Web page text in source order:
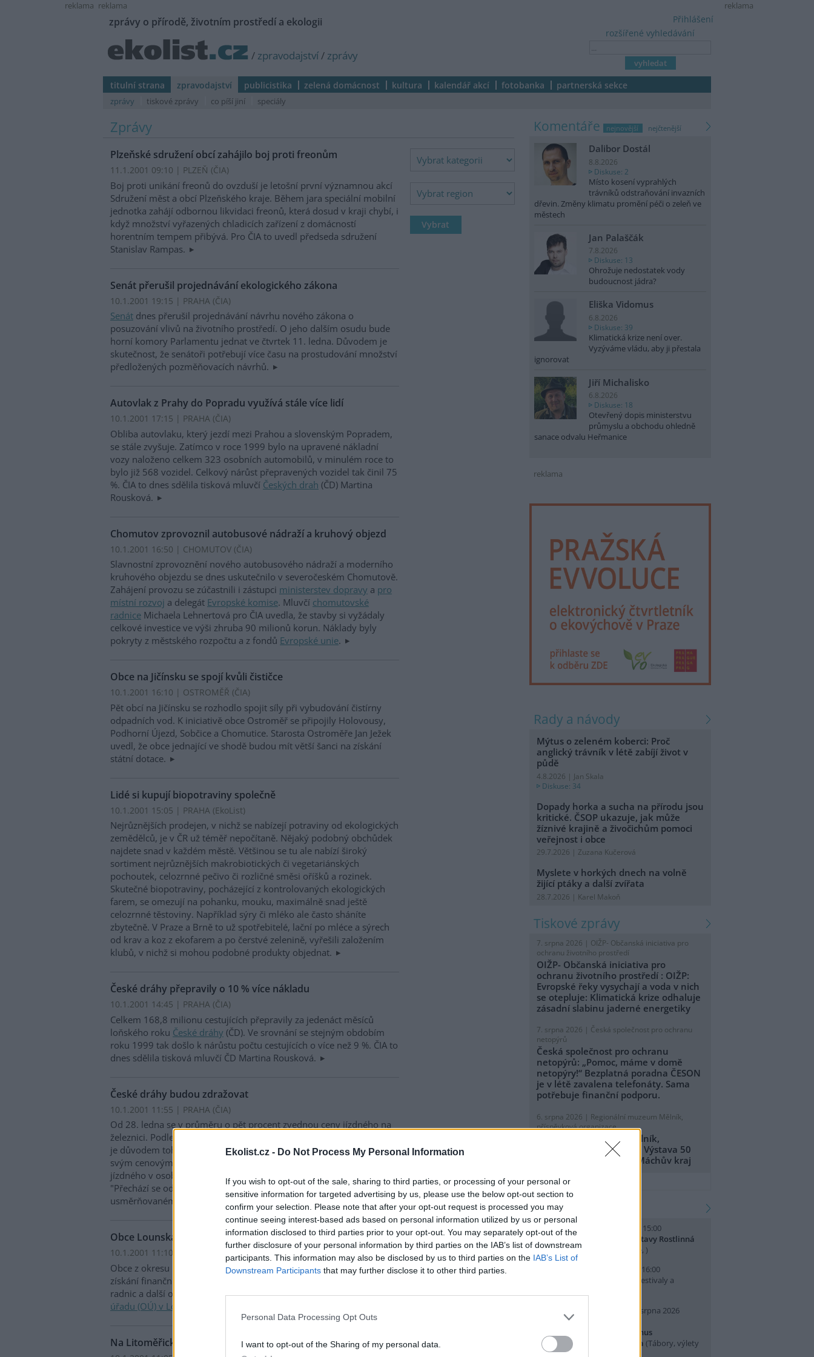
Ekolist.cz - Do Not Process My Personal Information
If you wish to opt-out of the sale, sharing to third parties, or processing of your personal or
sensitive information for targeted advertising by us, please use the below opt-out section to
confirm your selection. Please note that after your opt-out request is processed you may
continue seeing interest-based ads based on personal information utilized by us or personal
information disclosed to third parties prior to your opt-out. You may separately opt-out of the
further disclosure of your personal information by third parties on the IAB’s list of downstream
participants. This information may also be disclosed by us to third parties on the IAB’s List of
Downstream Participants that may further disclose it to other third parties.
Personal Data Processing Opt Outs
I want to opt-out of the Sharing of my personal data.
reklama
reklama reklama
zprávy o přírodě, životním prostředí a ekologii
/ zpravodajství/ zprávy
rozšířené vyhledávání
Přihlášení
titulní strana zpravodajství publicistika zelená domácnost kultura kalendář akcí fotobanka partnerská sekce
zprávy tiskové zprávy co píší jiní speciály
Zprávy
Plzeňské sdružení obcí zahájilo boj proti freonům
11.1.2001 09:10 | PLZEŇ (ČIA)
Boj proti unikání freonů do ovzduší je letošní první významnou akcí
Sdružení měst a obcí Plzeňského kraje. Během jara speciální mobilní
jednotka zahájí odbornou likvidaci freonů, která dosud v kraji chybí, i
když množství vyřazených chladicích zařízení z domácností
horentním tempem přibývá. Pro ČIA to uvedl předseda sdružení
Stanislav Rampas.
Senát přerušil projednávání ekologického zákona
10.1.2001 19:15 | PRAHA (ČIA)
Senát dnes přerušil projednávání návrhu nového zákona o
posuzování vlivů na životního prostředí. O jeho dalším osudu bude
horní komory Parlamentu jednat ve čtvrtek 11. ledna. Důvodem je
skutečnost, že senátoři potřebují více času na prostudování množství
předložených pozměňovacích návrhů.
Autovlak z Prahy do Popradu využívá stále více lidí
10.1.2001 17:15 | PRAHA (ČIA)
Obliba autovlaku, který jezdí mezi Prahou a slovenským Popradem,
se stále zvyšuje. Zatímco v roce 1999 bylo na upravené nákladní
vozy naloženo celkem 323 osobních automobilů, v minulém roce to
bylo již 568 vozidel. Celkový nárůst přepravených vozidel tak činil 75
%. ČIA to dnes sdělila tisková mluvčí Českých drah (ČD) Martina
Rousková.
Chomutov zprovoznil autobusové nádraží a kruhový objezd
10.1.2001 16:50 | CHOMUTOV (ČIA)
Slavnostní zprovoznění nového autobusového nádraží a moderního
kruhového objezdu se dnes uskutečnilo v severočeském Chomutově.
Zahájení provozu se zúčastnili i zástupci ministerstev dopravy a pro
místní rozvoj a delegát Evropské komise. Mluvčí chomutovské
radnice Michaela Lehnertová pro ČIA uvedla, že stavby si vyžádaly
celkové investice ve výši zhruba 90 milionů korun. Náklady byly
pokryty z městského rozpočtu a z fondů Evropské unie.
Obce na Jičínsku se spojí kvůli čističce
10.1.2001 16:10 | OSTROMĚŘ (ČIA)
Pět obcí na Jičínsku se rozhodlo spojit síly při vybudování čistírny
odpadních vod. K iniciativě obce Ostroměř se připojily Holovousy,
Podhorní Újezd, Sobčice a Chomutice. Starosta Ostroměře Jan Ježek
uvedl, že obce jednající ve shodě budou mít větší šanci na získání
státní dotace.
Lidé si kupují biopotraviny společně
10.1.2001 15:05 | PRAHA (EkoList)
Nejrůznějších prodejen, v nichž se nabízejí potraviny od ekologických
zemědělců, je v ČR už téměř nepočítaně. Nějaký podobný obchůdek
najdete snad v každém městě. Většinou se tu ale nabízí široký
sortiment nejrůznějších makrobiotických či vegetariánských
pochoutek, celozrnné pečivo či rozličné směsi oříšků a rozinek.
Skutečné biopotraviny, pocházející z kontrolovaných ekologických
farem, se omezují na pohanku, mouku, maximálně snad ještě
celozrnné těstoviny. Například sýry či mléko ale často sháníte
zbytečně. V Praze a Brně to už spotřebitelé, lační po mléce a sýrech
od krav a koz z ekofarem a po čerstvé zelenině, vyřešili založením
klubů, v nichž si mohou podobné produkty objednat.
České dráhy přepravily o 10 % více nákladu
10.1.2001 14:45 | PRAHA (ČIA)
Celkem 168,8 milionu cestujících přepravily za jedenáct měsíců
loňského roku České dráhy (ČD). Ve srovnání se stejným obdobím
roku 1999 tak došlo k nárůstu počtu cestujících o více než 9 %. ČIA to
dnes sdělila tisková mluvčí ČD Martina Rousková.
České dráhy budou zdražovat
10.1.2001 11:55 | PRAHA (ČIA)
Od 28. ledna se v průměru o pět procent zvednou ceny jízdného na
železnici. Podle tiskové mluvčí
je důvodem tohoto zdražení především to, žeMinisterstvo financí
svým cenovým výměrem změnilo způsob, jakým se mají ceny
jízdného v osobní železniční dopravě v budoucnu stanovovat.
"Přechází se od regulovaného jízdného k jízdnému
usměrňovanému," řekla Rousková ČIA.
Obce Lounska využívají zdroje z fondu rozvoje venkova
10.1.2001 11:10 | LOUNY (
Obce z okresu Louny projevují i pro rok 2001 velký zájem o možnost
získání finančních prostředků z fondu rozvoje venkova na opravy
radnic a další obecních objektů. Pro ČIA to uvedl Jiří Vild zOkresního
úřadu (OÚ) v Lounech
Na Litoměřicku vznikl přírodní park Dolní Poohří
komentáře nejnovější nejčtenější
Dalibor Dostál
8.8.2026
Diskuse: 2
Místo kosení vyprahlých
trávníků odstraňování invazních
dřevin. Změny klimatu promění péči o zeleň ve
městech
Jan Palaščák
7.8.2026
Diskuse: 13
Ohrožuje nedostatek vody
budoucnost jádra?
Eliška Vidomus
6.8.2026
Diskuse: 39
Klimatická krize není over.
Vyzýváme vládu, aby ji přestala
ignorovat
Jiří Michalisko
6.8.2026
Diskuse: 18
Otevřený dopis ministerstvu
průmyslu a obchodu ohledně
sanace odvalu Heřmanice
reklama
rady a návody
Mýtus o zeleném koberci: Proč
anglický trávník v létě zabíjí život v
půdě
4.8.2026 | Jan Skala
Diskuse: 34
Dopady horka a sucha na přírodu jsou
kritické. ČSOP ukazuje, jak může
žíznivé krajině a živočichům pomoci
veřejnost i obce
29.7.2026 | Zuzana Kučerová
Myslete v horkých dnech na volně
žijící ptáky a další zvířata
28.7.2026 | Karel Makoň
tiskové zprávy
7. srpna 2026 | OIŽP- Občanská iniciativa pro
ochranu životního prostředí
OIŽP- Občanská iniciativa pro
ochranu životního prostředí : OIŽP:
Evropské řeky vysychají a voda v nich
se otepluje: Klimatická krize odhaluje
zásadní slabinu jaderné energetiky
7. srpna 2026 | Česká společnost pro ochranu
netopýrů
Česká společnost pro ochranu
netopýrů: „Pomoc, máme v domě
netopýry!“ Bezplatná poradna ČESON
je v létě zavalena telefonáty. Sama
potřebuje finanční podporu.
6. srpna 2026 | Regionální muzeum Mělník,
příspěvková organizace
Regionální muzeum Mělník,
příspěvková organizace: Výstava 50
let CHKO Kokořínsko - Máchův kraj
přidat tiskovou zprávu
kalendář akcí
8. srpna 2026 (sobota) 14:00 - 15:00
Komentované prohlídky výstavy Rostlinná
Odysea(Přednášky a diskuse, )
9. srpna 2026 (neděle) 10:00 - 16:00
(Festivaly a
10. srpna 2026 (pondělí) - 14. srpna 2026
Hrajeme si v Pralese - 2. turnus
příměstského letního tábora (Tábory, výlety
a pobytové akce, Praha 19 )